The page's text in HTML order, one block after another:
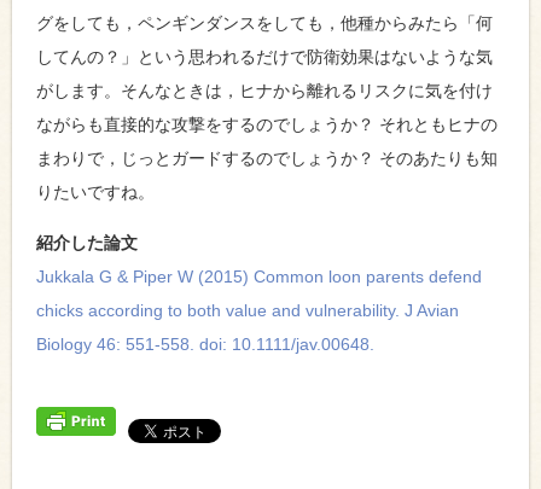
グをしても，ペンギンダンスをしても，他種からみたら「何
してんの？」という思われるだけで防衛効果はないような気
がします。そんなときは，ヒナから離れるリスクに気を付け
ながらも直接的な攻撃をするのでしょうか？ それともヒナの
まわりで，じっとガードするのでしょうか？ そのあたりも知
りたいですね。
紹介した論文
Jukkala G & Piper W (2015) Common loon parents defend
chicks according to both value and vulnerability. J Avian
Biology 46: 551-558. doi: 10.1111/jav.00648.